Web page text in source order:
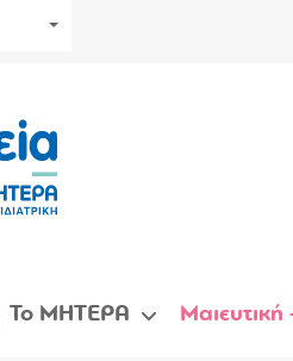
Το ΜΗΤΕΡΑ Μαιευτική